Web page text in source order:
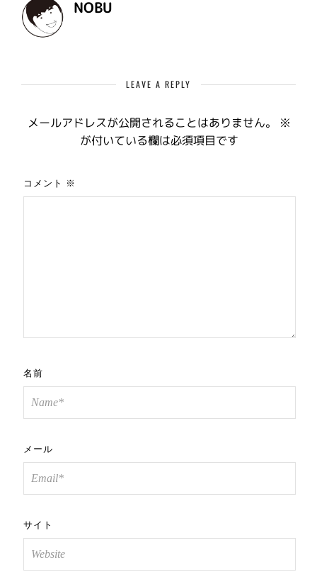
NOBU
LEAVE A REPLY
メールアドレスが公開されることはありません。
※
が付いている欄は必須項目です
コメント ※
名前
メール
サイト